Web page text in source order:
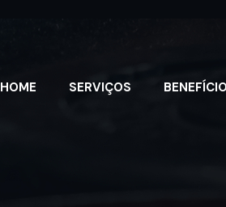
HOME SERVIÇOS